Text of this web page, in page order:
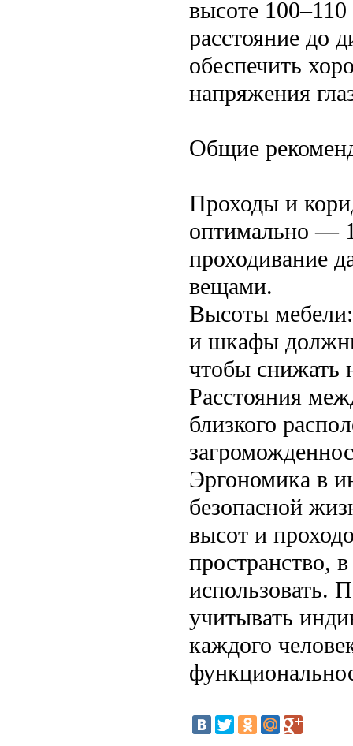
высоте
расстояние до
обеспечить
напряжения
Общие
Проходы и
оптимально —
проходивание
вещами.
Высоты
и шкафы должны
чтобы снижать
Расстояния
близкого
Эргономика в
безопасной
высот и
пространство,
использовать.
учитывать
каждого